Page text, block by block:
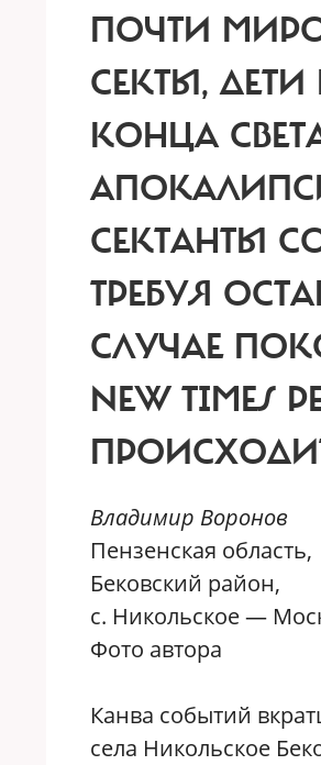
ПОЧТИ
СЕКТЫ,
КОНЦА
СЕКТАНТЫ
ТРЕБУЯ
СЛУЧАЕ
NEW
Владимир Воронов
Пензенская область,
Бековский район,
с. Никольское —
Фото автора
Канва событий
села Никольское